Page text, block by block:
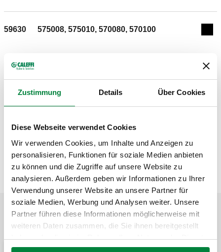
Zustimmung Details Über Cookies
Diese Webseite verwendet Cookies
Wir verwenden Cookies, um Inhalte und Anzeigen zu
personalisieren, Funktionen für soziale Medien anbieten
zu können und die Zugriffe auf unsere Website zu
analysieren. Außerdem geben wir Informationen zu Ihrer
Verwendung unserer Website an unsere Partner für
soziale Medien, Werbung und Analysen weiter. Unsere
Partner führen diese Informationen möglicherweise mit
weiteren Daten zusammen, die Sie ihnen bereitgestellt
haben oder die sie im Rahmen Ihrer Nutzung der Dienste
gesammelt haben.
59630 575008, 575010, 570080, 570100
Capitolato
CALEFFI, 59630. Sede della valvola di scarico.
“Scarica"
96a6e147-495e-4b76-8ac8-
0bff511aaf78
Mostra
Copia
APPLICAZIONI